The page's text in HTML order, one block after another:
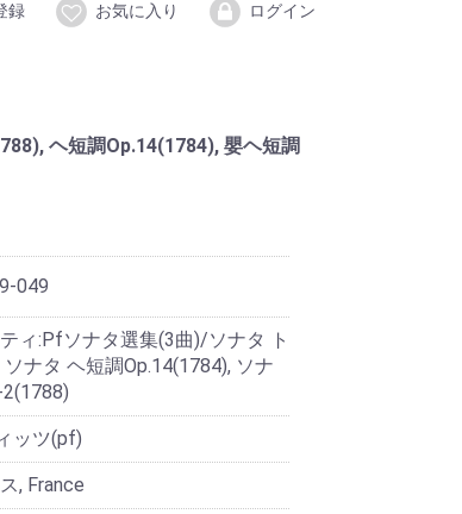
録 お気に入り ログイン
ヘ短調Op.14(1784), 嬰ヘ短調
049
ィ:Pfソナタ選集(3曲)/ソナタ ト
ナタ ヘ短調Op.14(1784), ソナ
ッツ(pf)
, France